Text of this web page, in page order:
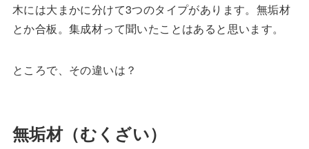
木には大まかに分けて3つのタイプがあります。無垢材
とか合板。集成材って聞いたことはあると思います。
ところで、その違いは？
無垢材（むくざい）